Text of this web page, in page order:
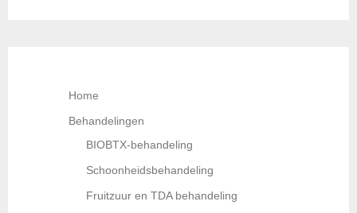
Home
Behandelingen
BIOBTX-behandeling
Schoonheidsbehandeling
Fruitzuur en TDA behandeling